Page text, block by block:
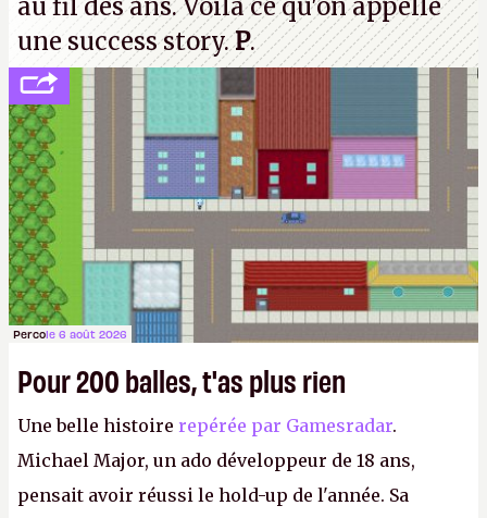
au fil des ans. Voilà ce qu'on appelle
une success story.P.
Percole 6 août 2026
Pour 200 balles, t'as plus rien
Une belle histoire repérée par Gamesradar.
Michael Major, un ado développeur de 18 ans,
pensait avoir réussi le hold-up de l'année. Sa